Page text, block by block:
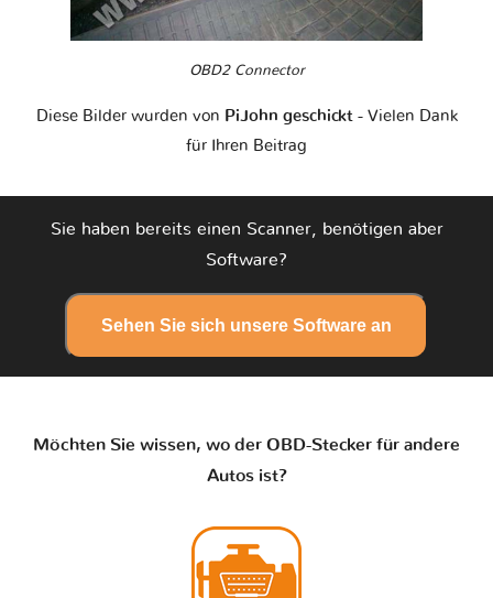
OBD2 Connector
Diese Bilder wurden von PiJohn geschickt - Vielen Dank
für Ihren Beitrag
Sie haben bereits einen Scanner, benötigen aber
Software?
Sehen Sie sich unsere Software an
Möchten Sie wissen, wo der OBD-Stecker für andere
Autos ist?